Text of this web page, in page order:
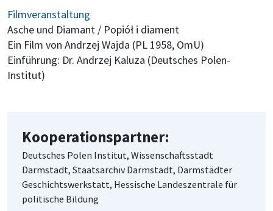
Filmveranstaltung
Asche und Diamant / Popiół i diament
Ein Film von Andrzej Wajda (PL 1958, OmU)
Einführung: Dr. Andrzej Kaluza (Deutsches Polen-
Institut)
Kooperationspartner:
Deutsches Polen Institut, Wissenschaftsstadt
Darmstadt, Staatsarchiv Darmstadt, Darmstädter
Geschichtswerkstatt, Hessische Landeszentrale für
politische Bildung